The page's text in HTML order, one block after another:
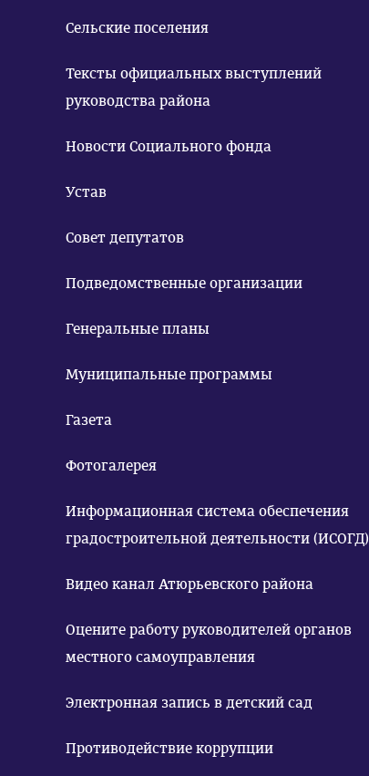
Сельские поселения
Тексты официальных выступлений
руководства района
Новости Социального фонда
Устав
Совет депутатов
Подведомственные организации
Генеральные планы
Муниципальные программы
Газета
Фотогалерея
Информационная система обеспечения
градостроительной деятельности (ИСОГД)
Видео канал Атюрьевского района
Оцените работу руководителей органов
местного самоуправления
Электронная запись в детский сад
Противодействие коррупции